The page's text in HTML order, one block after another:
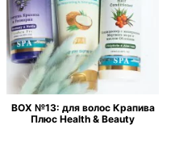
BOX №13: для волос Крапива
Плюс Health & Beauty